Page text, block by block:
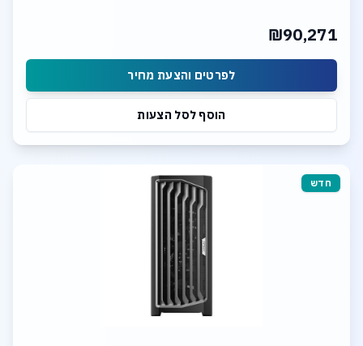
₪90,271
לפרטים והצעת מחיר
הוסף לסל הצעות
חדש